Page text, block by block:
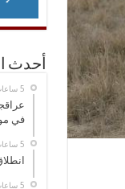
أحدث
في
انطلاق الدورة